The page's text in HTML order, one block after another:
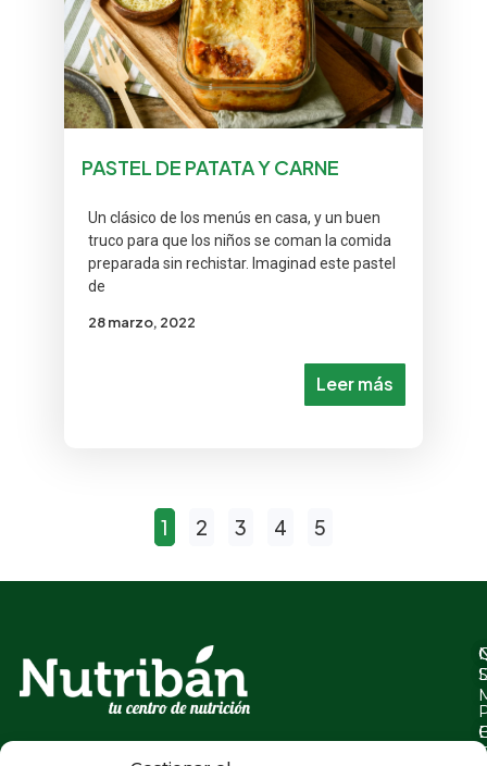
PASTEL DE PATATA Y CARNE
28 marzo, 2022
Un clásico de los menús en casa, y un buen
truco para que los niños se coman la comida
preparada sin rechistar. Imaginad este pastel
de
Leer más
1 2 3 4 5